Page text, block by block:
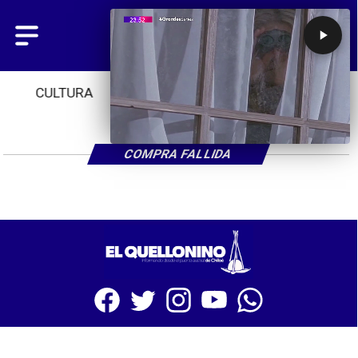
CULTURA TENDENCIAS INICIO
COMPRA FALLIDA